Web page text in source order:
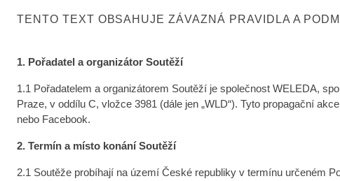
TENTO TEXT OBSAHUJE ZÁVAZNÁ PRAVIDLA A
1. Pořadatel a organizátor Soutěží
1.1 Pořadatelem a organizátorem Soutěží je společnost WELEDA,
Praze, v oddílu C, vložce 3981 (dále jen „WLD“). Tyto propagační
nebo Facebook.
2. Termín a místo konání Soutěží
2.1 Soutěže probíhají na území České republiky v termínu určeném